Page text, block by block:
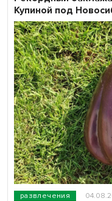
развлечения
Купиной под